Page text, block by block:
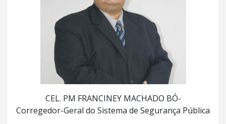
CEL. PM FRANCINEY MACHADO BÓ-
Corregedor-Geral do Sistema de Segurança Pública